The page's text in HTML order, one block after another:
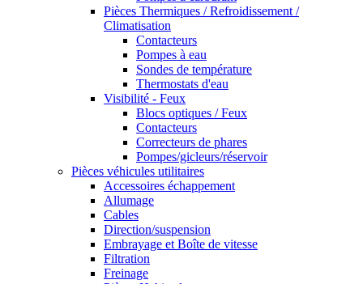
Pièces Thermiques / Refroidissement /
Climatisation
Contacteurs
Pompes à eau
Sondes de température
Thermostats d'eau
Visibilité - Feux
Blocs optiques / Feux
Contacteurs
Correcteurs de phares
Pompes/gicleurs/réservoir
Pièces véhicules utilitaires
Accessoires échappement
Allumage
Cables
Direction/suspension
Embrayage et Boîte de vitesse
Filtration
Freinage